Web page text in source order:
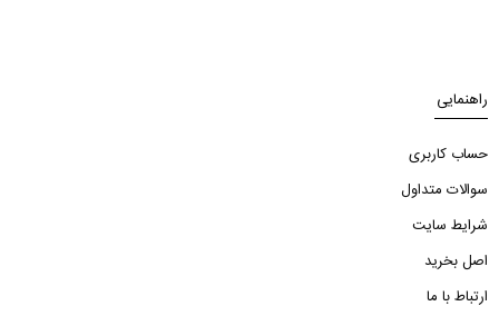
راهنمایی
حساب کاربری
سوالات متداول
شرایط سایت
اصل بخرید
ارتباط با ما